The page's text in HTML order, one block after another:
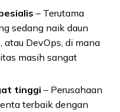
– Terutama
sedang naik daun
atau DevOps, di mana
masih sangat
tinggi – Perusahaan
terbaik dengan